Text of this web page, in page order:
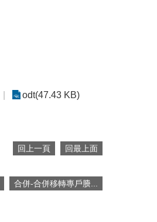
odt(47.43 KB)
回上一頁 回最上面
合併-合併移轉專戶賸...